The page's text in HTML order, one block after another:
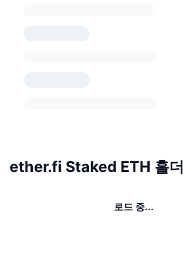
ether.fi Staked ETH 홀더
로드 중...